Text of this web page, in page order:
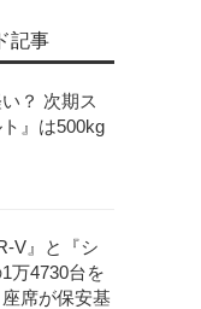
記事
？ 次期ス
』は500kg
V』と『シ
万4730台を
席が保安基